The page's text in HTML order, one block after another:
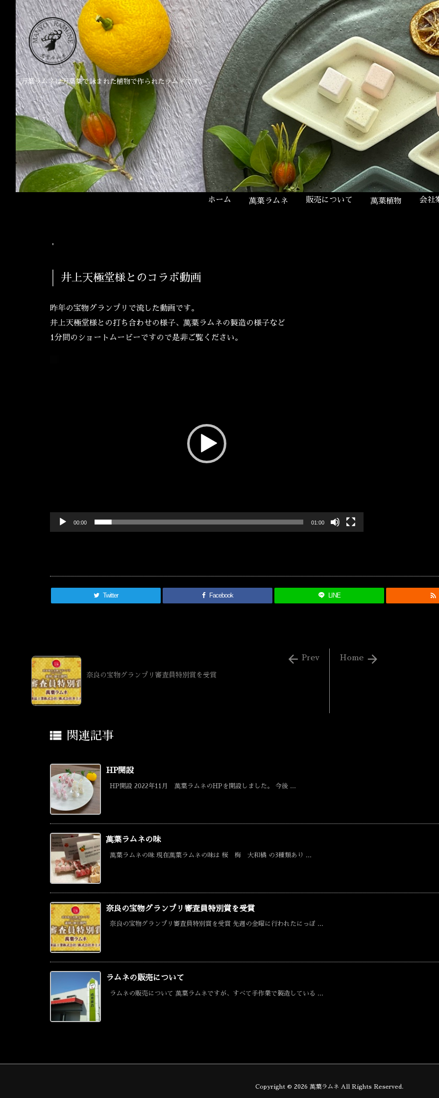
万葉ラムネは万葉集で詠まれた植物で作られたラムネです。
ホーム 萬葉ラムネ 販売について 萬葉植物 会社
井上天極堂様とのコラボ動画
昨年の宝物グランプリで流した動画です。
井上天極堂様との打ち合わせの様子、萬葉ラムネの製造の様子など
1分間のショートムービーですので是非ご覧ください。
00:00 01:00
Twitter Facebook LINE 

Home
奈良の宝物グランプリ審査員特別賞を受賞
 Prev
 関連記事
HP開設
HP開設 2022年11月 萬葉ラムネのHPを開設しました。 今後 ...
萬葉ラムネの味
萬葉ラムネの味 現在萬葉ラムネの味は 桜 梅 大和橘 の3種類あり ...
奈良の宝物グランプリ審査員特別賞を受賞
奈良の宝物グランプリ審査員特別賞を受賞 先週の金曜に行われたにっぽ ...
ラムネの販売について
ラムネの販売について 萬葉ラムネですが、すべて手作業で製造している ...
Copyright © 2026 萬葉ラムネ All Rights Reserved.